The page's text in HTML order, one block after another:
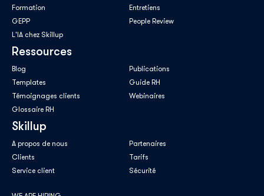
Formation
Entretiens
GEPP
People Review
L'IA chez Skillup
Ressources
Blog
Publications
Templates
Guide RH
Témoignages clients
Webinaires
Glossaire RH
Skillup
A propos de nous
Partenaires
Clients
Tarifs
Service client
Sécurité